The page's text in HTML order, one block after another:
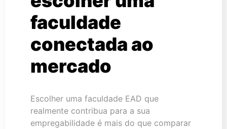
faculdade
conectada ao
mercado
Escolher uma faculdade EAD que
realmente contribua para a sua
empregabilidade é mais do que comparar